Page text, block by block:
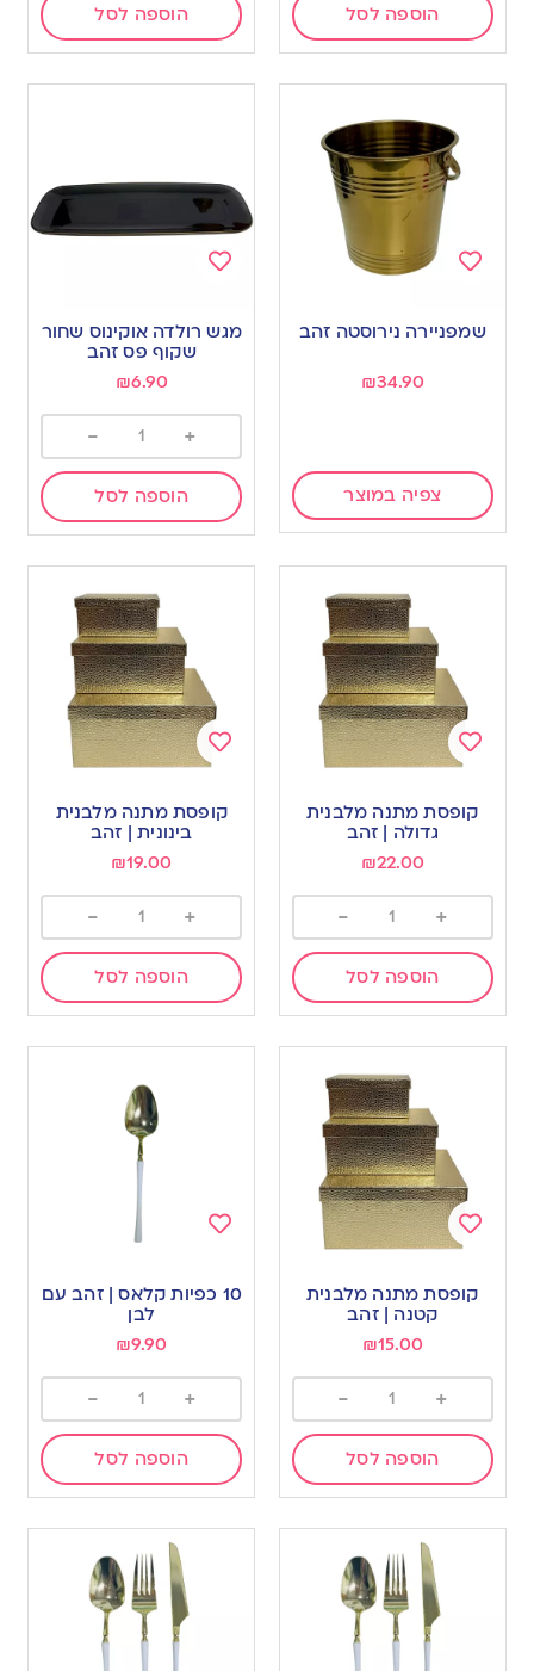
הוספה לסל הוספה לסל
to
wishlist
שמפניירה נירוסטה זהב
₪34.90
צפיה במוצר
to
wishlist
מגש רולדה אוקינוס שחור
שקוף פס זהב
₪6.90
+
-
הוספה לסל
to
wishlist
קופסת מתנה מלבנית
גדולה | זהב
₪22.00
+
-
הוספה לסל
to
wishlist
קופסת מתנה מלבנית
בינונית | זהב
₪19.00
+
-
הוספה לסל
to
wishlist
קופסת מתנה מלבנית
קטנה | זהב
₪15.00
+
-
הוספה לסל
to 10 כפיות קלאס | זהב עם
לבן
₪9.90
+
-
הוספה לסל